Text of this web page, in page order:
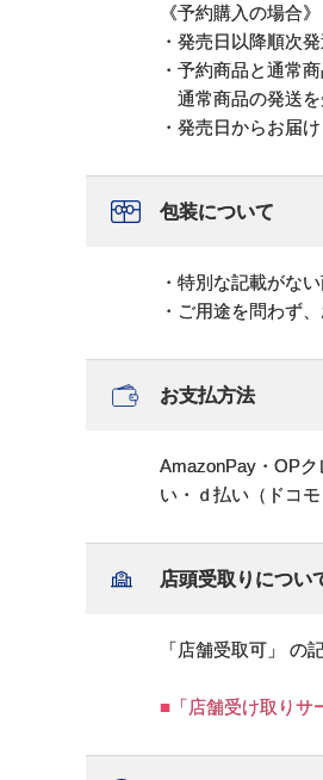
《予約購入の場合》
・発売日以降順次
・予約商品と通常
通常商品の発送を
・発売日からお届
包装について
・特別な記載がな
・ご用途を問わず
お支払方法
AmazonPay・OP
い・ｄ払い（ドコ
店頭受取りについ
「店舗受取可」 の
■「店舗受け取りサ